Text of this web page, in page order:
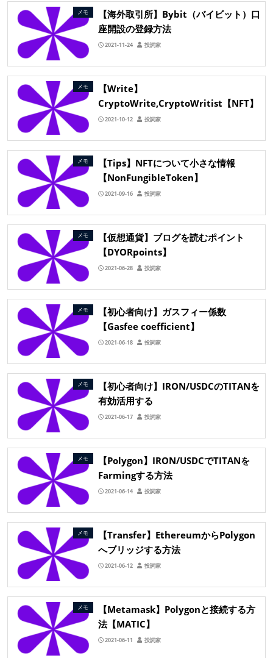
メモ
【海外取引所】Bybit（バイビット）口
座開設の登録方法
2021-11-24 投詞家
メモ
【Write】
CryptoWrite,CryptoWritist【NFT】
2021-10-12 投詞家
メモ
【Tips】NFTについて小さな情報
【NonFungibleToken】
2021-09-16 投詞家
メモ
【仮想通貨】ブログを読むポイント
【DYORpoints】
2021-06-28 投詞家
メモ
【初心者向け】ガスフィー係数
【Gasfee coefficient】
2021-06-18 投詞家
メモ
【初心者向け】IRON/USDCのTITANを
有効活用する
2021-06-17 投詞家
メモ
【Polygon】IRON/USDCでTITANを
Farmingする方法
2021-06-14 投詞家
メモ
【Transfer】EthereumからPolygon
へブリッジする方法
2021-06-12 投詞家
メモ
【Metamask】Polygonと接続する方
法【MATIC】
2021-06-11 投詞家